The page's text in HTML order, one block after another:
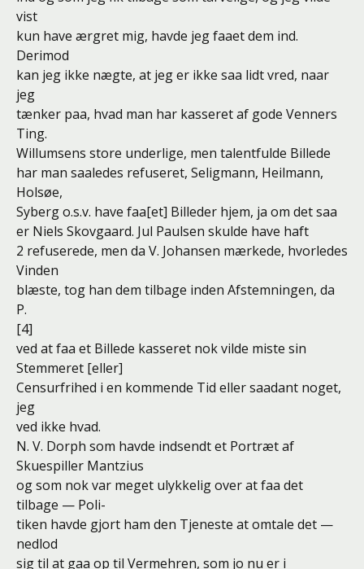
vist
kun have ærgret mig, havde jeg faaet dem ind.
Derimod
kan jeg ikke nægte, at jeg er ikke saa lidt vred, naar
jeg
tænker paa, hvad man har kasseret af gode Venners
Ting.
Willumsens store underlige, men talentfulde Billede
har man saaledes refuseret, Seligmann, Heilmann,
Holsøe,
Syberg o.s.v. have faa[et] Billeder hjem, ja om det saa
er Niels Skovgaard. Jul Paulsen skulde have haft
2 refuserede, men da V. Johansen mærkede, hvorledes
Vinden
blæste, tog han dem tilbage inden Afstemningen, da
P.
[4]
ved at faa et Billede kasseret nok vilde miste sin
Stemmeret [eller]
Censurfrihed i en kommende Tid eller saadant noget,
jeg
ved ikke hvad.
N. V. Dorph som havde indsendt et Portræt af
Skuespiller Mantzius
og som nok var meget ulykkelig over at faa det
tilbage — Poli-
tiken havde gjort ham den Tjeneste at omtale det —
nedlod
sig til at gaa op til Vermehren, som jo nu er i